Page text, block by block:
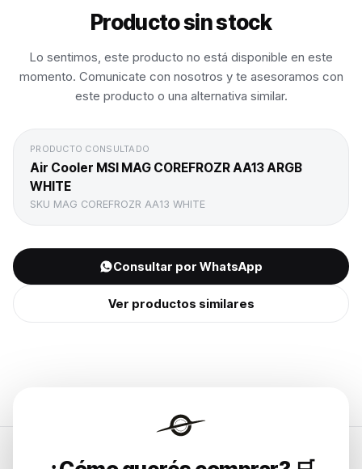
Producto sin stock
Lo sentimos, este producto no está disponible en este
momento. Comunicate con nosotros y te asesoramos con
este producto o una alternativa similar.
PRODUCTO CONSULTADO
Air Cooler MSI MAG COREFROZR AA13 ARGB
WHITE
SKU MAG COREFROZR AA13 WHITE
Consultar por WhatsApp
Ver productos similares